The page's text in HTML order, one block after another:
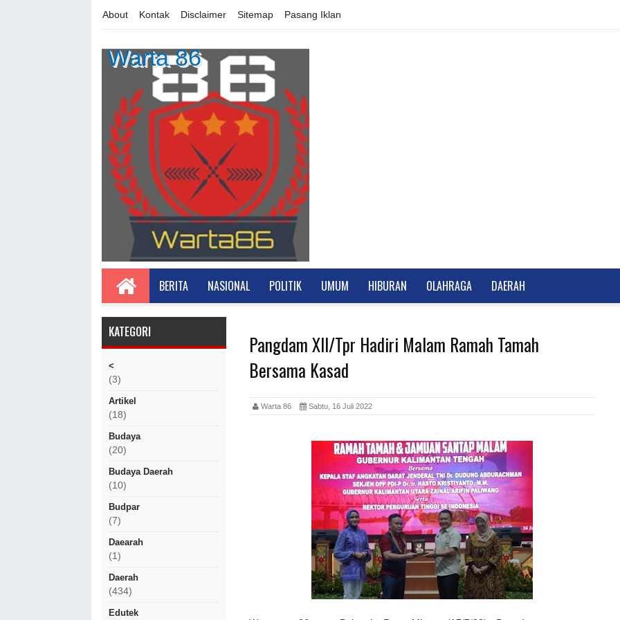
About Kontak Disclaimer Sitemap Pasang Iklan
Warta 86
BERITA NASIONAL POLITIK UMUM HIBURAN OLAHRAGA DAERAH
KATEGORI
<
(3)
Artikel
(18)
Budaya
(20)
Budaya Daerah
(10)
Budpar
(7)
Daearah
(1)
Daerah
(434)
Edutek
Pangdam XII/Tpr Hadiri Malam Ramah Tamah
Bersama Kasad
Warta 86 Sabtu, 16 Juli 2022